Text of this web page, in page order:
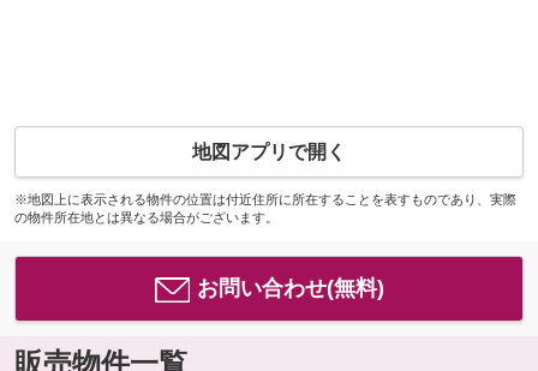
地図アプリで開く
※地図上に表示される物件の位置は付近住所に所在することを表すものであり、実際
の物件所在地とは異なる場合がございます。
お問い合わせ(無料)
販売物件一覧